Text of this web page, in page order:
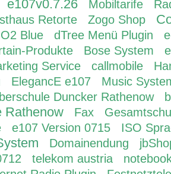
e107v0.7.26 Mobiltarife
Retorte Zogo Shop
O2 Blue dTree Menü Plugin
Produkte Bose System
Service callmobile
ElegancE e107
Music
Duncker Rathenow
Rathenow Fax
e107 Version 0715 ISO
Domainendung
telekom austria